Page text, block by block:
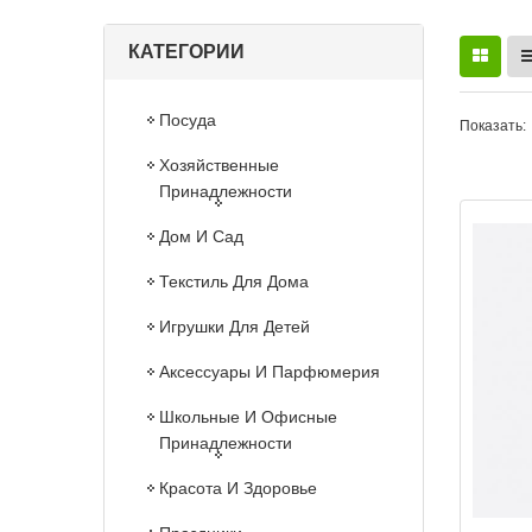
КАТЕГОРИИ
Посуда
Хозяйственные
Принадлежности
Дом И Сад
Текстиль Для Дома
Игрушки Для Детей
Аксессуары И Парфюмерия
Школьные И Офисные
Принадлежности
Красота И Здоровье
Показать: